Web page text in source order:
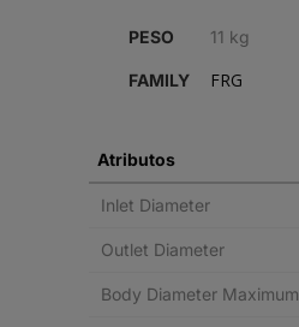
PESO 11 kg
FAMILY FRG
Atributos
Inlet Diameter
Outlet Diameter
Body Diameter Maximum